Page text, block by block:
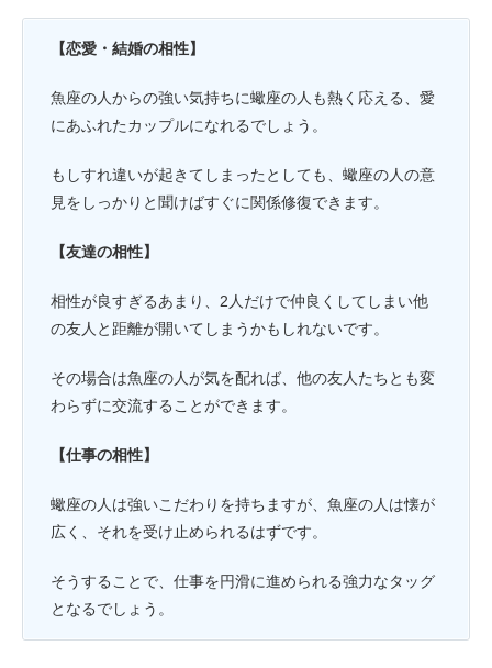
【恋愛・結婚の相性】
魚座の人からの強い気持ちに蠍座の人も熱く応える、愛
にあふれたカップルになれるでしょう。
もしすれ違いが起きてしまったとしても、蠍座の人の意
見をしっかりと聞けばすぐに関係修復できます。
【友達の相性】
相性が良すぎるあまり、2人だけで仲良くしてしまい他
の友人と距離が開いてしまうかもしれないです。
その場合は魚座の人が気を配れば、他の友人たちとも変
わらずに交流することができます。
【仕事の相性】
蠍座の人は強いこだわりを持ちますが、魚座の人は懐が
広く、それを受け止められるはずです。
そうすることで、仕事を円滑に進められる強力なタッグ
となるでしょう。